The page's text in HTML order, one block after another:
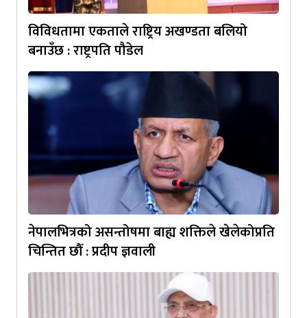
विविधतामा एकताले राष्ट्रिय अखण्डता बलियो
बनाउँछ : राष्ट्रपति पौडेल
नेपालभित्रको असन्तोषमा बाह्य शक्तिले खेलेकोप्रति
चिन्तित छौँ : प्रदीप ज्ञवाली